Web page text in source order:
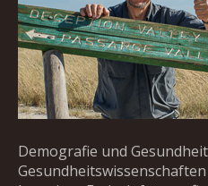
Demografie und